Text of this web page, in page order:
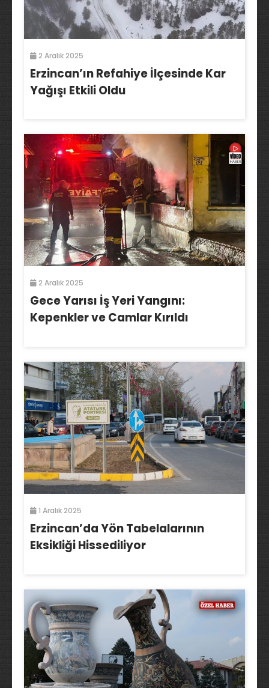
2 Aralık 2025
Erzincan’ın Refahiye İlçesinde Kar
Yağışı Etkili Oldu
2 Aralık 2025
Gece Yarısı İş Yeri Yangını:
Kepenkler ve Camlar Kırıldı
1 Aralık 2025
Erzincan’da Yön Tabelalarının
Eksikliği Hissediliyor